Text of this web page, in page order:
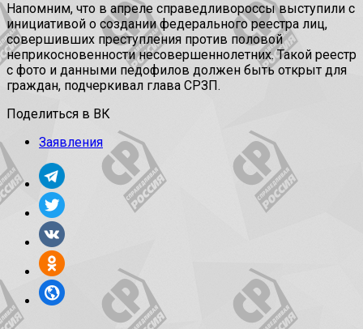
Напомним, что в апреле справедливороссы выступили с
инициативой о создании федерального реестра лиц,
совершивших преступления против половой
неприкосновенности несовершеннолетних. Такой реестр
с фото и данными педофилов должен быть открыт для
граждан, подчеркивал глава СРЗП.
Поделиться в ВК
Заявления